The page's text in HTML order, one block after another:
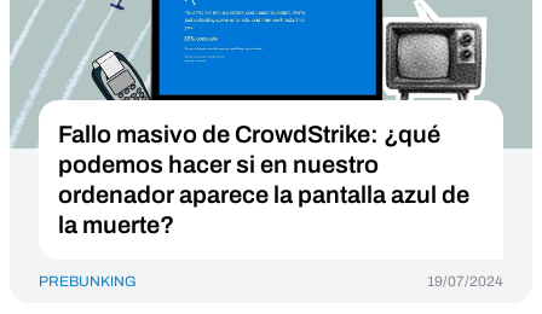
Fallo masivo de CrowdStrike: ¿qué
podemos hacer si en nuestro
ordenador aparece la pantalla azul de
la muerte?
PREBUNKING 19/07/2024